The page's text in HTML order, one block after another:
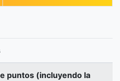
puntos (incluyendo la